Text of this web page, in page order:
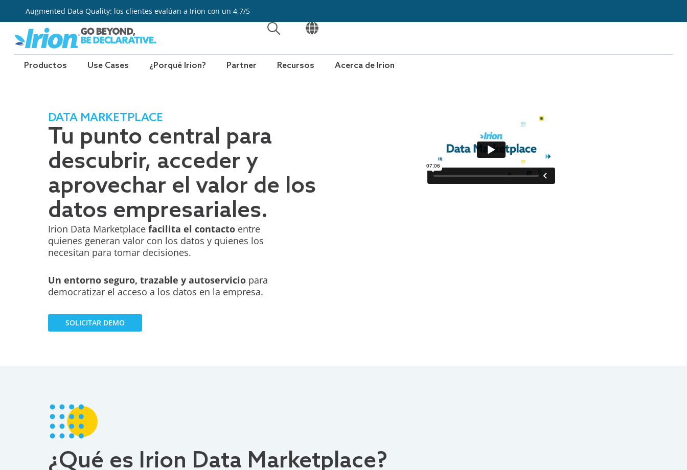
contenido
Augmented Data Quality: los clientes evalúan a Irion con un 4,7/5
ABRIR
ABRIR
Productos Use Cases ¿Porqué Irion? Partner Recursos Acerca de Irion
DATA MARKETPLACE
Tu punto central para
descubrir, acceder y
aprovechar el valor de los
datos empresariales.
Irion Data Marketplacefacilita el contacto entre
quienes generan valor con los datos y quienes los
necesitan para tomar decisiones.
Un entorno seguro, trazable y autoservicio para
democratizar el acceso a los datos en la empresa.
SOLICITAR DEMO
¿Qué es Irion Data Marketplace?